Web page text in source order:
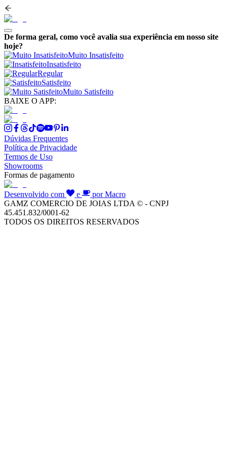
De forma geral, como você avalia sua experiência em nosso site
hoje?
Muito Insatisfeito
Insatisfeito
Regular
Satisfeito
Muito Satisfeito
BAIXE O APP:
Dúvidas Frequentes
Política de Privacidade
Termos de Uso
Showrooms
Formas de pagamento
Desenvolvido com e
por Macro
GAMZ COMERCIO DE JOIAS LTDA © - CNPJ
45.451.832/0001-62
TODOS OS DIREITOS RESERVADOS